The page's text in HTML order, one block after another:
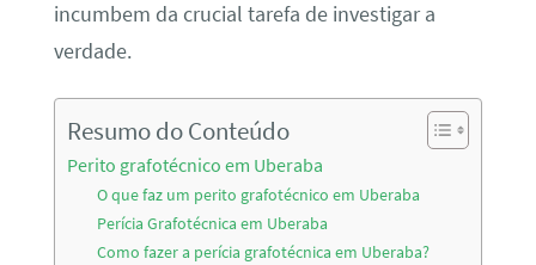
incumbem da crucial tarefa de investigar a
verdade.
Resumo do Conteúdo
Perito grafotécnico em Uberaba
O que faz um perito grafotécnico em Uberaba
Perícia Grafotécnica em Uberaba
Como fazer a perícia grafotécnica em Uberaba?